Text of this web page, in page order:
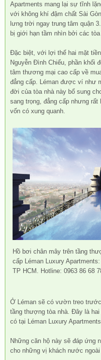
Apartments mang lại sự tĩnh
với không khí đậm chất Sài
lưng trời ngay trung tâm quận
bị giới hạn tầm nhìn bởi các
Đặc biệt, với lợi thế hai mặt
Nguyễn Đình Chiểu, phần khối
tâm thương mại cao cấp về
đẳng cấp. Léman được ví như
đời của tòa nhà này bổ sung
sang trọng, đẳng cấp nhưng
vốn có xung quanh.
Hồ bơi chân mây trên tầng
cấp Léman Luxury
TP HCM. Hotline: 0963 86 68
Ở Léman sẽ có vườn treo
tầng thượng tòa nhà. Đây là
có tại Léman Luxury
Những căn hộ này sẽ đáp ứng
cho những vị khách nước